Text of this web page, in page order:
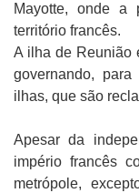
Mayotte, onde a
território francês.
A ilha de Reunião
governando,
ilhas, que são
Apesar da
império francês
metrópole,